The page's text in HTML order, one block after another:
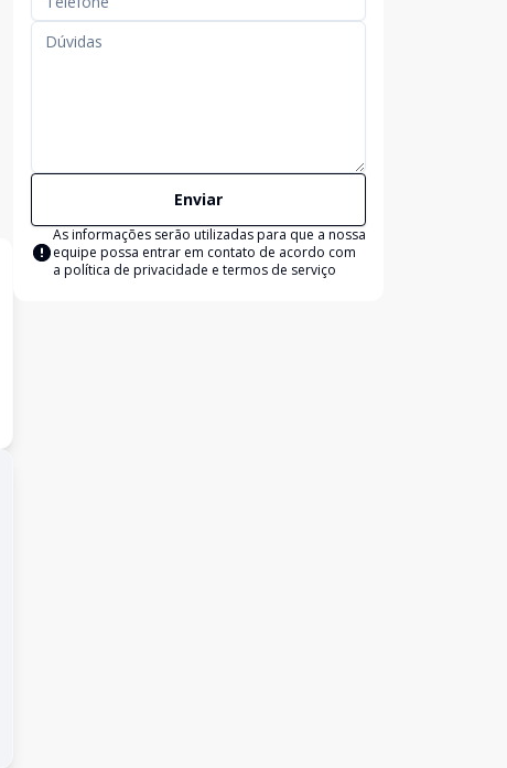
Enviar
As informações serão utilizadas para que a nossa
equipe possa entrar em contato de acordo com
a política de privacidade e termos de serviço